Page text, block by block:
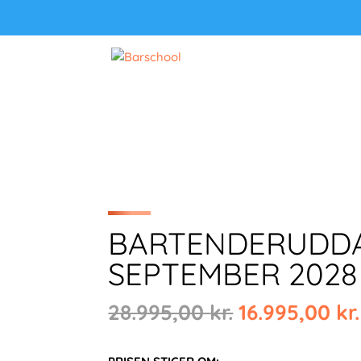
SEPTEMBER 2028
28.995,00kr.Den
oprindelige
16.995,00 kr.